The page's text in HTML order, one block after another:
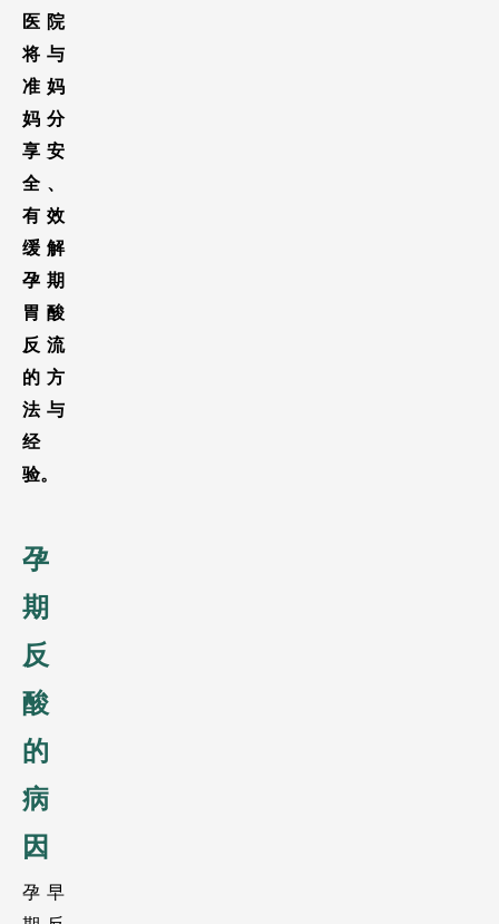
医院
将与
准妈
妈分
享安
全、
有效
缓解
孕期
胃酸
反流
的方
法与
经
验。
孕
期
反
酸
的
病
因
孕早